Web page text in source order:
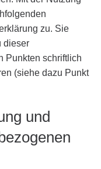
zu. Sie
dieser
Punkten schriftlich
(siehe dazu Punkt
und